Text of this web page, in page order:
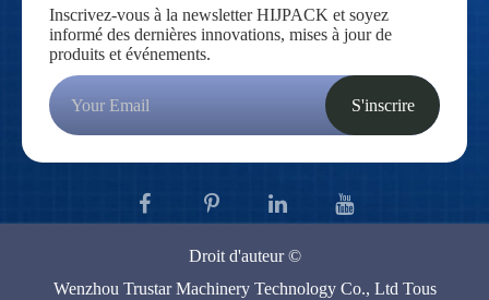
Inscrivez-vous à la newsletter HIJPACK et soyez
informé des dernières innovations, mises à jour de
produits et événements.
S'inscrire
Droit d'auteur ©
Wenzhou Trustar Machinery Technology Co., Ltd Tous